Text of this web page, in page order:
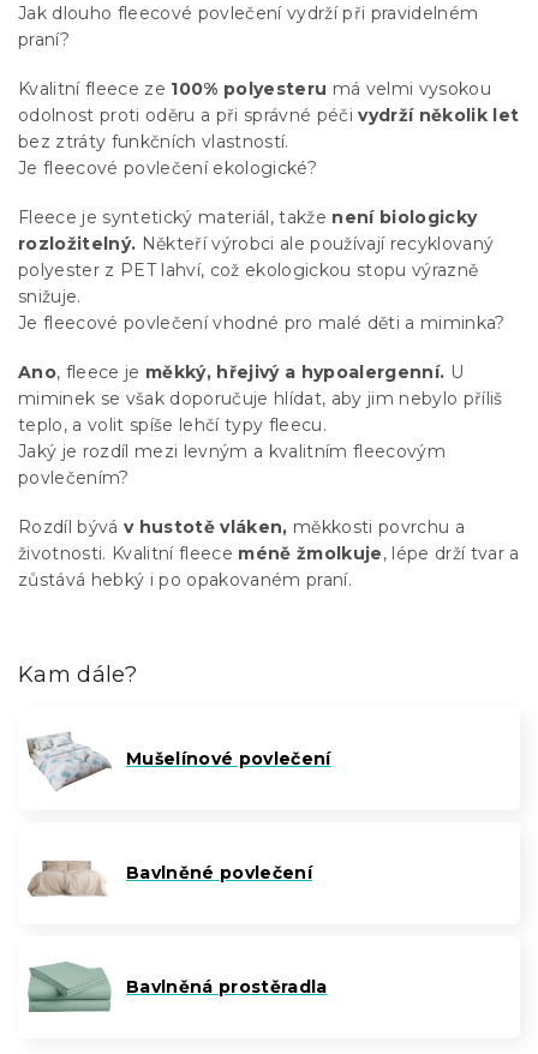
Jak dlouho fleecové povlečení vydrží při pravidelném
praní?
Kvalitní fleece ze 100% polyesteru má velmi vysokou
odolnost proti oděru a při správné péči vydrží několik let
bez ztráty funkčních vlastností.
Je fleecové povlečení ekologické?
Fleece je syntetický materiál, takže není biologicky
rozložitelný. Někteří výrobci ale používají recyklovaný
polyester z PET lahví, což ekologickou stopu výrazně
snižuje.
Je fleecové povlečení vhodné pro malé děti a miminka?
Ano, fleece je měkký, hřejivý a hypoalergenní. U
miminek se však doporučuje hlídat, aby jim nebylo příliš
teplo, a volit spíše lehčí typy fleecu.
Jaký je rozdíl mezi levným a kvalitním fleecovým
povlečením?
Rozdíl bývá v hustotě vláken, měkkosti povrchu a
životnosti. Kvalitní fleece méně žmolkuje, lépe drží tvar a
zůstává hebký i po opakovaném praní.
Kam dále?
Mušelínové povlečení
Bavlněné povlečení
Bavlněná prostěradla